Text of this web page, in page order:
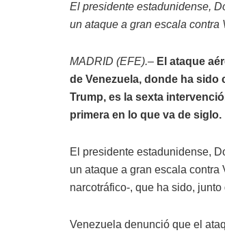
El presidente estadunidense,
un ataque a gran escala contra
MADRID (EFE).– El ataque
de Venezuela, donde ha
Trump, es la sexta
primera en lo que va de siglo.
El presidente estadunidense,
un ataque a gran escala
narcotráfico-, que ha sido,
Venezuela denunció que el